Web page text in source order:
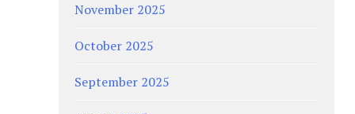
November 2025
October 2025
September 2025